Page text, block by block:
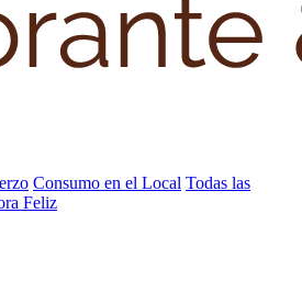
Consumo en el Local Todas las
Feliz